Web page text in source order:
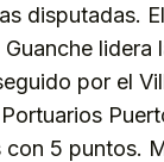
disputadas.
lidera
por el
con 5 puntos.